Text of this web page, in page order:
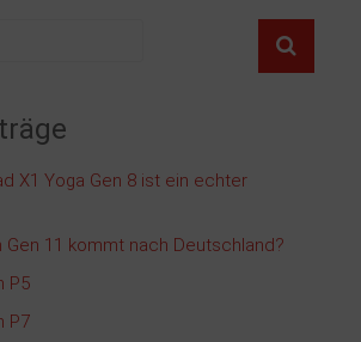
X1 Yoga Gen 8 ist ein echter
Gen 11 kommt nach Deutschland?
P5
P7